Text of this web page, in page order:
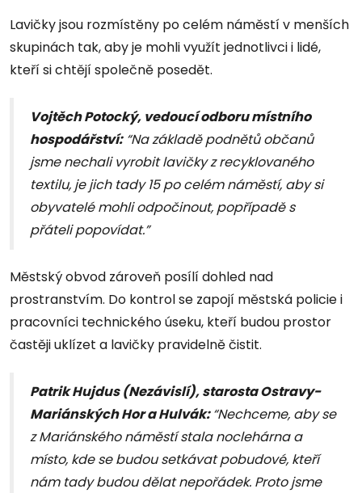
Lavičky jsou rozmístěny po celém náměstí v menších
skupinách tak, aby je mohli využít jednotlivci i lidé,
kteří si chtějí společně posedět.
Vojtěch Potocký, vedoucí odboru místního
hospodářství:“Na základě podnětů občanů
jsme nechali vyrobit lavičky z recyklovaného
textilu, je jich tady 15 po celém náměstí, aby si
obyvatelé mohli odpočinout, popřípadě s
přáteli popovídat.”
Městský obvod zároveň posílí dohled nad
prostranstvím. Do kontrol se zapojí městská policie i
pracovníci technického úseku, kteří budou prostor
častěji uklízet a lavičky pravidelně čistit.
Patrik Hujdus (Nezávislí), starosta Ostravy-
Mariánských Hor a Hulvák:“Nechceme, aby se
z Mariánského náměstí stala noclehárna a
místo, kde se budou setkávat pobudové, kteří
nám tady budou dělat nepořádek. Proto jsme